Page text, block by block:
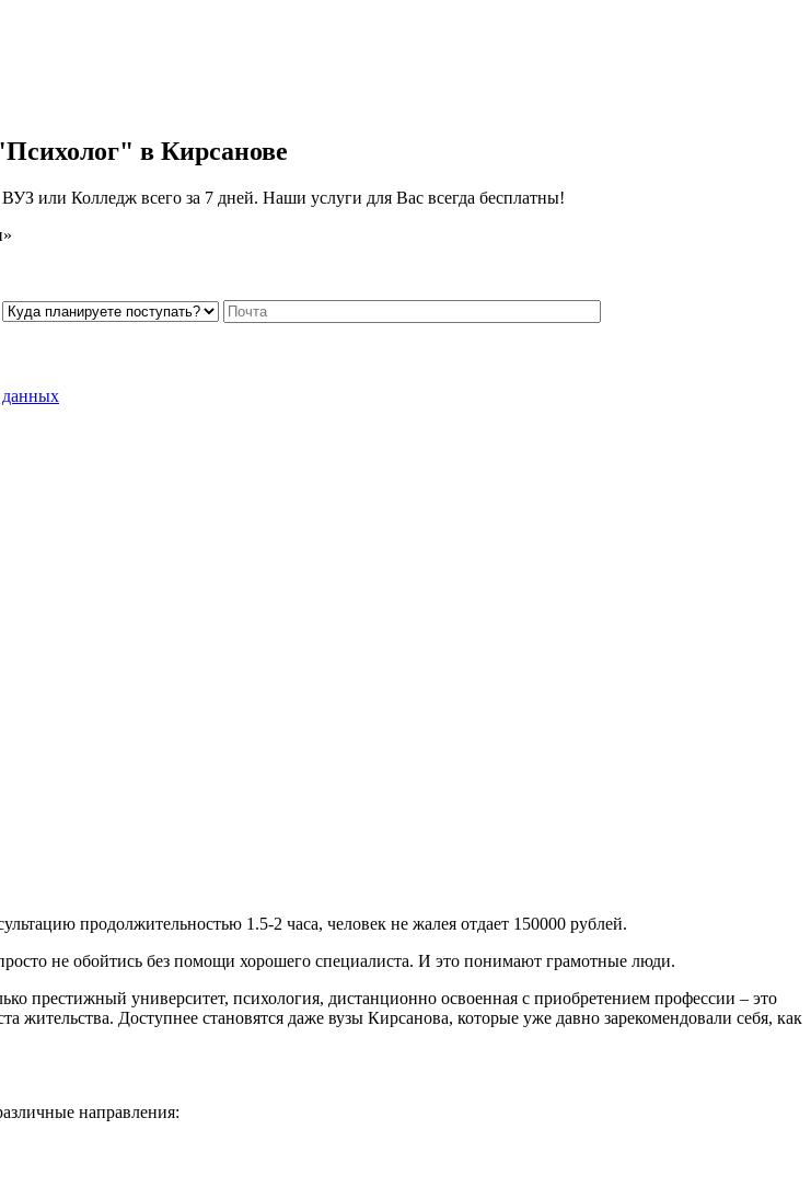
в Кирсанове
или Колледж всего за 7 дней. Наши услуги для Вас всегда бесплатны!
данных
продолжительностью 1.5-2 часа, человек не жалея отдает 150000 рублей.
не обойтись без помощи хорошего специалиста. И это понимают грамотные люди.
престижный университет, психология, дистанционно освоенная с приобретением профессии – это
Доступнее становятся даже вузы Кирсанова, которые уже давно зарекомендовали себя, как
направления: